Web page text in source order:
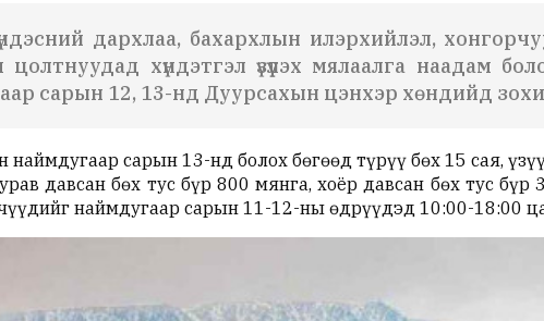
дархлаа, бахархлын илэрхийлэл,
хүндэтгэл үзүүлэх мялаалга наадам
сарын 12, 13-нд Дуурсахын цэнхэр хөндийд
сарын 13-нд болох бөгөөд түрүү бөх 15 сая,
давсан бөх тус бүр 800 мянга, хоёр давсан бөх тус бүр
наймдугаар сарын 11-12-ны өдрүүдэд 10:00-18:00